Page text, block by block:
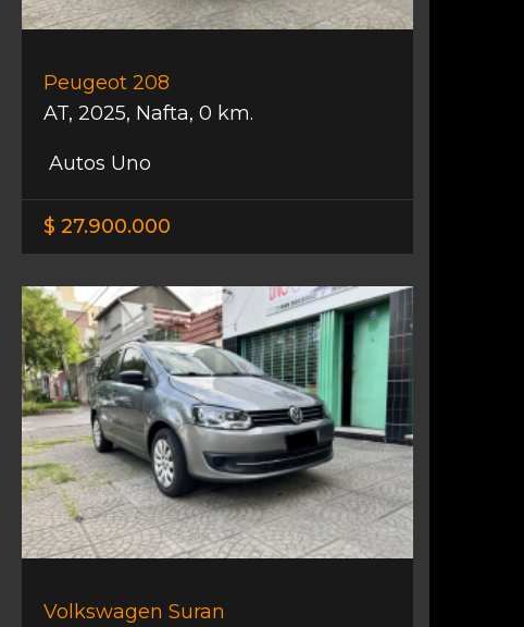
Peugeot 208
AT, 2025, Nafta, 0 km.
Autos Uno
$ 27.900.000
Volkswagen Suran